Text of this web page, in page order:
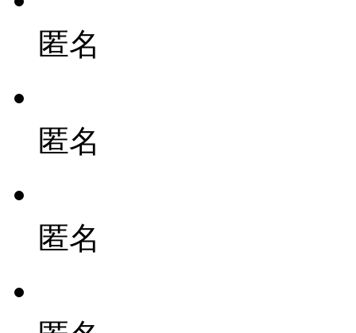
匿名
匿名
匿名